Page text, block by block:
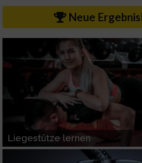
Neue
Liegestütze lernen